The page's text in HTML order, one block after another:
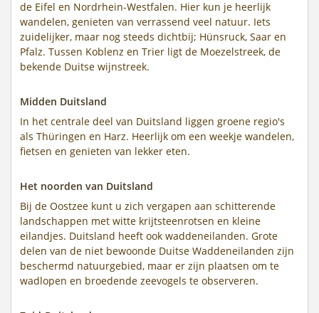
de Eifel en Nordrhein-Westfalen. Hier kun je heerlijk
wandelen, genieten van verrassend veel natuur. Iets
zuidelijker, maar nog steeds dichtbij; Hünsruck, Saar en
Pfalz. Tussen Koblenz en Trier ligt de Moezelstreek, de
bekende Duitse wijnstreek.
Midden Duitsland
In het centrale deel van Duitsland liggen groene regio's
als Thüringen en Harz. Heerlijk om een weekje wandelen,
fietsen en genieten van lekker eten.
Het noorden van Duitsland
Bij de Oostzee kunt u zich vergapen aan schitterende
landschappen met witte krijtsteenrotsen en kleine
eilandjes. Duitsland heeft ook waddeneilanden. Grote
delen van de niet bewoonde Duitse Waddeneilanden zijn
beschermd natuurgebied, maar er zijn plaatsen om te
wadlopen en broedende zeevogels te observeren.